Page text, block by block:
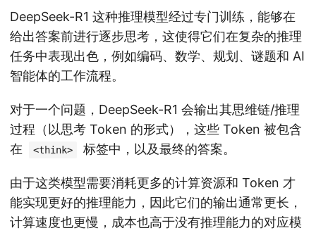
DeepSeek-R1 这种推理模型经过专门训练，能够在
给出答案前进行逐步思考，这使得它们在复杂的推理
任务中表现出色，例如编码、数学、规划、谜题和 AI
智能体的工作流程。
对于一个问题，DeepSeek-R1 会输出其思维链/推理
过程（以思考 Token 的形式），这些 Token 被包含
在
<think> 标签中，以及最终的答案。
由于这类模型需要消耗更多的计算资源和 Token 才
能实现更好的推理能力，因此它们的输出通常更长，
计算速度也更慢，成本也高于没有推理能力的对应模